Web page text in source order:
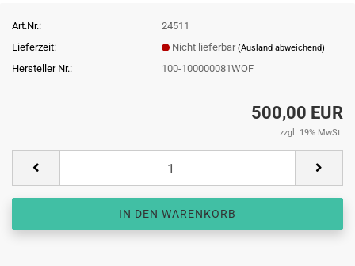
Art.Nr.:
24511
Lieferzeit:
Nicht lieferbar(Ausland abweichend)
Hersteller Nr.: 100-100000081WOF
500,00 EUR
zzgl. 19% MwSt.